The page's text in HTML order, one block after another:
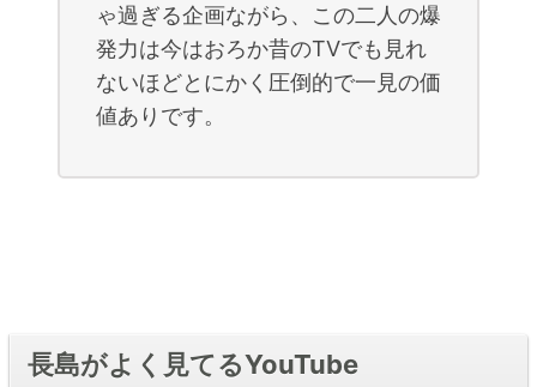
ゃ過ぎる企画ながら、この二人の爆
発力は今はおろか昔のTVでも見れ
ないほどとにかく圧倒的で一見の価
値ありです。
長島がよく見てるYouTube